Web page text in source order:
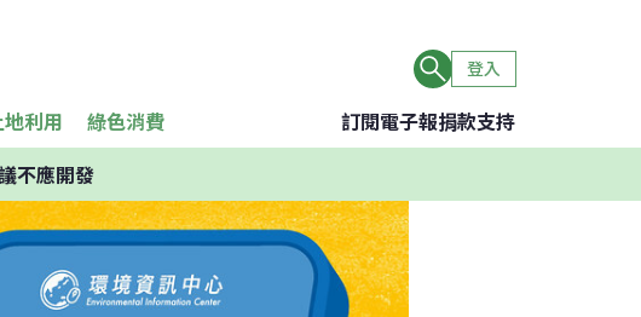
登入
利用 綠色消費 訂閱電子報捐款支持
不應開發